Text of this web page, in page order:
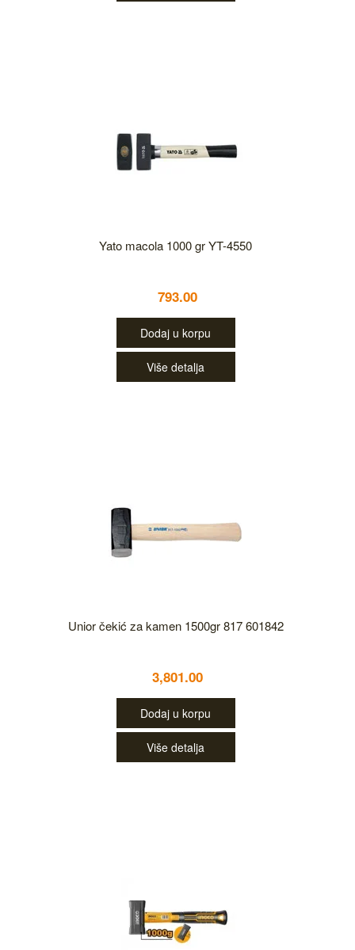
Yato macola 1000 gr YT-4550
793.00
Dodaj u korpu
Više detalja
Unior čekić za kamen 1500gr 817 601842
3,801.00
Dodaj u korpu
Više detalja